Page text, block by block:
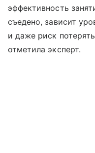
эффективность
съедено, зависит
и даже риск
отметила эксперт.